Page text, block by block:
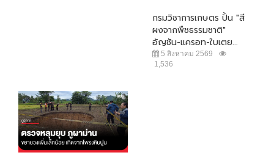
กรมวิชาการเกษตร ปั้น "สี
ผงจากพืชธรรมชาติ"
อัญชัน-แครอท-ใบเตย...
5 สิงหาคม 2569
1,536